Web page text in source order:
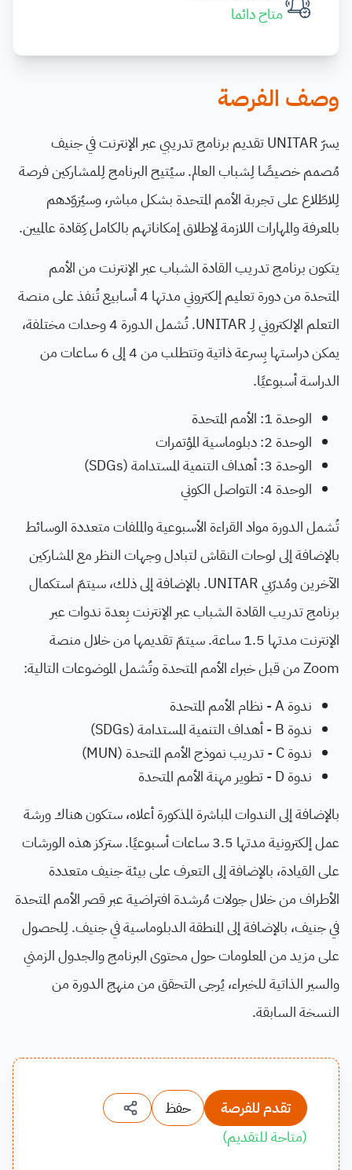
متاح دائما
وصف الفرصة
يسرّ UNITAR تقديم برنامج تدريبي عبر الإنترنت في جنيف
مُصمم خصيصًا لِشباب العالم. سيُتيح البرنامج لِلمشاركين فرصة
لِلاطّلاع على تجربة الأمم المتحدة بشكل مباشر، وسيُزوّدهم
بالمعرفة والمهارات اللازمة لِإطلاق إمكاناتهم بالكامل كِقادة عالميين.
يتكون برنامج تدريب القادة الشباب عبر الإنترنت من الأمم
المتحدة من دورة تعليم إلكتروني مدتها 4 أسابيع تُنفذ على منصة
التعلم الإلكتروني لِـ UNITAR. تُشمل الدورة 4 وحدات مختلفة،
يمكن دراستها بِسرعة ذاتية وتتطلب من 4 إلى 6 ساعات من
الدراسة أسبوعيًا.
الوحدة 1: الأمم المتحدة
الوحدة 2: دبلوماسية المؤتمرات
الوحدة 3: أهداف التنمية المستدامة (SDGs)
الوحدة 4: التواصل الكوني
تُشمل الدورة مواد القراءة الأسبوعية والملفات متعددة الوسائط
بالإضافة إلى لوحات النقاش لتبادل وجهات النظر مع المشاركين
الآخرين ومُدرّبي UNITAR. بالإضافة إلى ذلك، سيتمّ استكمال
برنامج تدريب القادة الشباب عبر الإنترنت بِعدة ندوات عبر
الإنترنت مدتها 1.5 ساعة. سيتمّ تقديمها من خلال منصة
Zoom من قبل خبراء الأمم المتحدة وتُشمل الموضوعات التالية:
ندوة A - نظام الأمم المتحدة
ندوة B - أهداف التنمية المستدامة (SDGs)
ندوة C - تدريب نموذج الأمم المتحدة (MUN)
ندوة D - تطوير مهنة الأمم المتحدة
بالإضافة إلى الندوات المباشرة المذكورة أعلاه، ستكون هناك ورشة
عمل إلكترونية مدتها 3.5 ساعات أسبوعيًا. ستركز هذه الورشات
على القيادة، بالإضافة إلى التعرف على بيئة جنيف متعددة
الأطراف من خلال جولات مُرشدة افتراضية عبر قصر الأمم المتحدة
في جنيف، بالإضافة إلى المنطقة الدبلوماسية في جنيف. لِلحصول
على مزيد من المعلومات حول محتوى البرنامج والجدول الزمني
والسير الذاتية للخبراء، يُرجى التحقق من منهج الدورة من
النسخة السابقة.
تقدم للفرصة
حفظ
(متاحة للتقديم)